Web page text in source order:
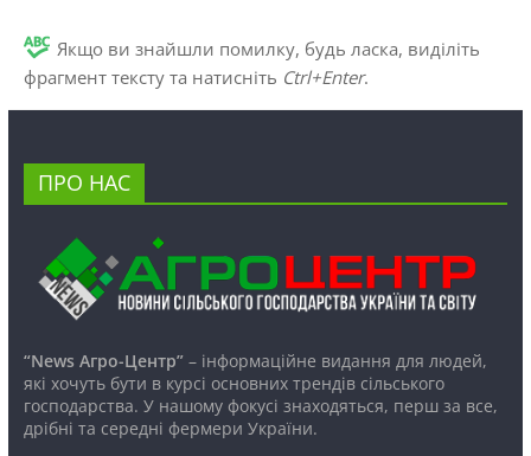
Якщо ви знайшли помилку, будь ласка, виділіть
фрагмент тексту та натисніть Ctrl+Enter.
ПРО НАС
“News Агро-Центр”– інформаційне видання для людей,
які хочуть бути в курсі основних трендів сільського
господарства. У нашому фокусі знаходяться, перш за все,
дрібні та середні фермери України.